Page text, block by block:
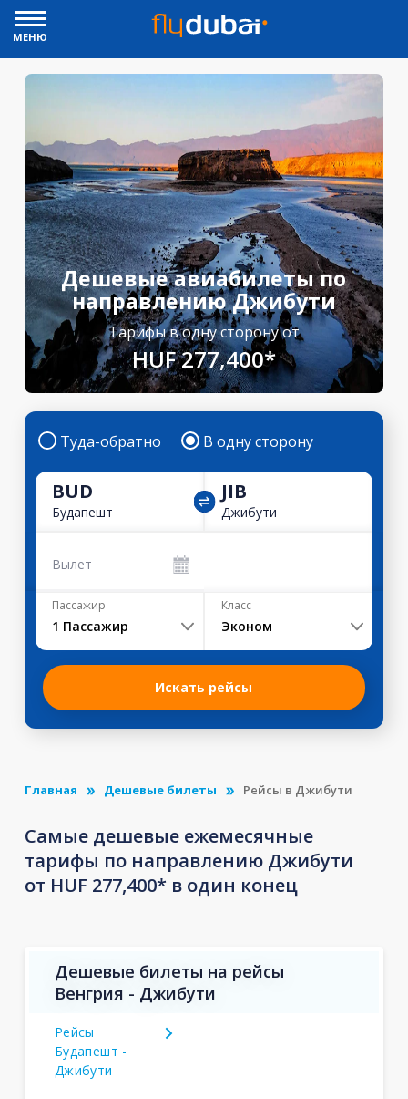
МЕНЮ
Дешевые авиабилеты по
направлению Джибути
Тарифы в одну сторону от
HUF 277,400*
Туда-обратно В одну сторону
BUD
Будапешт
JIB
Джибути
Вылет
Пассажир
1 Пассажир
Класс
Эконом
Искать рейсы
Главная Дешевые билеты Рейсы в Джибути
Самые дешевые ежемесячные
тарифы по направлению Джибути
от HUF 277,400* в один конец
Дешевые билеты на рейсы
Венгрия - Джибути
Рейсы
Будапешт -
Джибути